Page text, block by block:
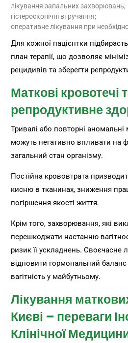
лікування запальних захворювань;
гістероскопічні втручання;
оперативне лікування при
Для кожної пацієнтки
план терапії, що дозволяє
рецидивів та зберегти
Маткові кровотечі
репродуктивне
Тривалі або повторні аномальні
можуть негативно впливати на
загальний стан організму.
Постійна крововтрата
кисню в тканинах, зниження
погіршення якості життя.
Крім того, захворювання, які
перешкоджати настанню
ризик її ускладнень. Своєчасне
відновити гормональний
вагітність у майбутньому.
Лікування
Києві – переваги
Клінічної